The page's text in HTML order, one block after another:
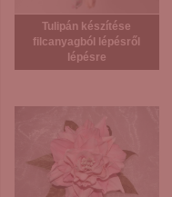
Tulipán készítése
filcanyagból lépésről
lépésre